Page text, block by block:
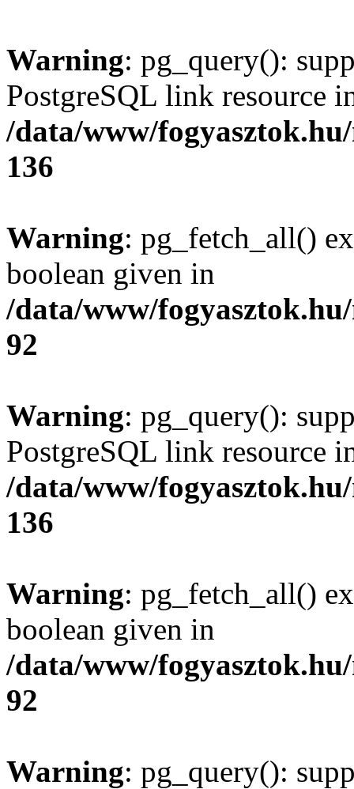
Warning: pg_query():
PostgreSQL link resource
/data/www/
136
Warning: pg_fetch_all()
boolean given in
/data/www/
92
Warning: pg_query():
PostgreSQL link resource
/data/www/
136
Warning: pg_fetch_all()
boolean given in
/data/www/
92
Warning: pg_query():